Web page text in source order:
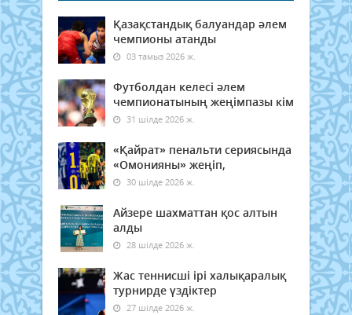
Қазақстандық балуандар әлем
чемпионы атанды
03 тамыз 2026 ж.
Футболдан келесі әлем
чемпионатының жеңімпазы кім
31 шілде 2026 ж.
«Қайрат» пенальти сериясында
«Омонияны» жеңіп,
30 шілде 2026 ж.
Айзере шахматтан қос алтын
алды
28 шілде 2026 ж.
Жас теннисші ірі халықаралық
турнирде үздіктер
27 шілде 2026 ж.